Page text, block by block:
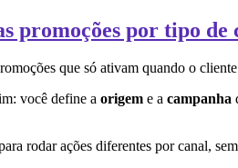
promoções por tipo de
que só ativam quando o
você define a origem e a campanha
rodar ações diferentes por canal,